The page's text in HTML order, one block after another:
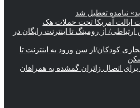
نیامده تعطیل شد
ایالت آمریکا تحت حملات هک
از رومینگ تا اینترنت رایگان در
کودکان/از سن ورود به اینترنت تا
اتصال زائران گمشده به همراهان